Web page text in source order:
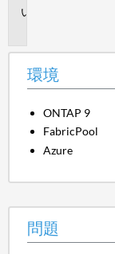
環境
ONTAP 9
FabricPool
Azure
問題